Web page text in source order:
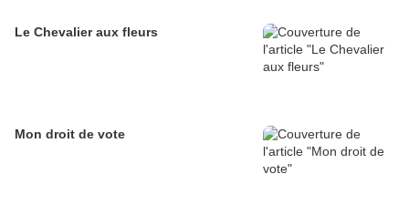
Le Chevalier aux fleurs
Mon droit de vote